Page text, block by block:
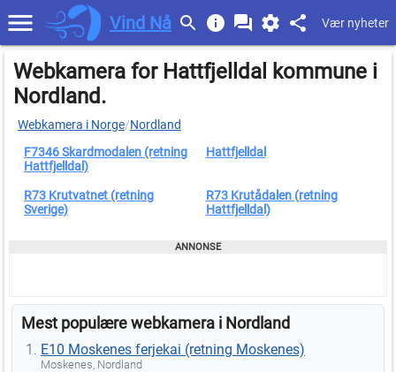
Vind Nå Vær nyheter
Webkamera for Hattfjelldal kommune i
Nordland.
Webkamera i Norge/Nordland
F7346 Skardmodalen (retning
Hattfjelldal)
Hattfjelldal
R73 Krutvatnet (retning
Sverige)
R73 Krutådalen (retning
Hattfjelldal)
Mest populære webkamera i Nordland
E10 Moskenes ferjekai (retning Moskenes)
Moskenes, Nordland